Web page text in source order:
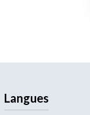
Langues